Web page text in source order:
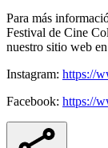
Para más
Festival de Cine
nuestro sitio web en
Instagram: https://
Facebook: https://